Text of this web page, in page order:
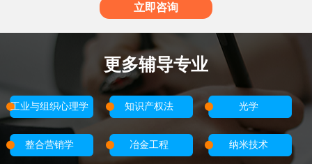
立即咨询
更多辅导专业
工业与组织心理学 知识产权法 光学
整合营销学 冶金工程 纳米技术